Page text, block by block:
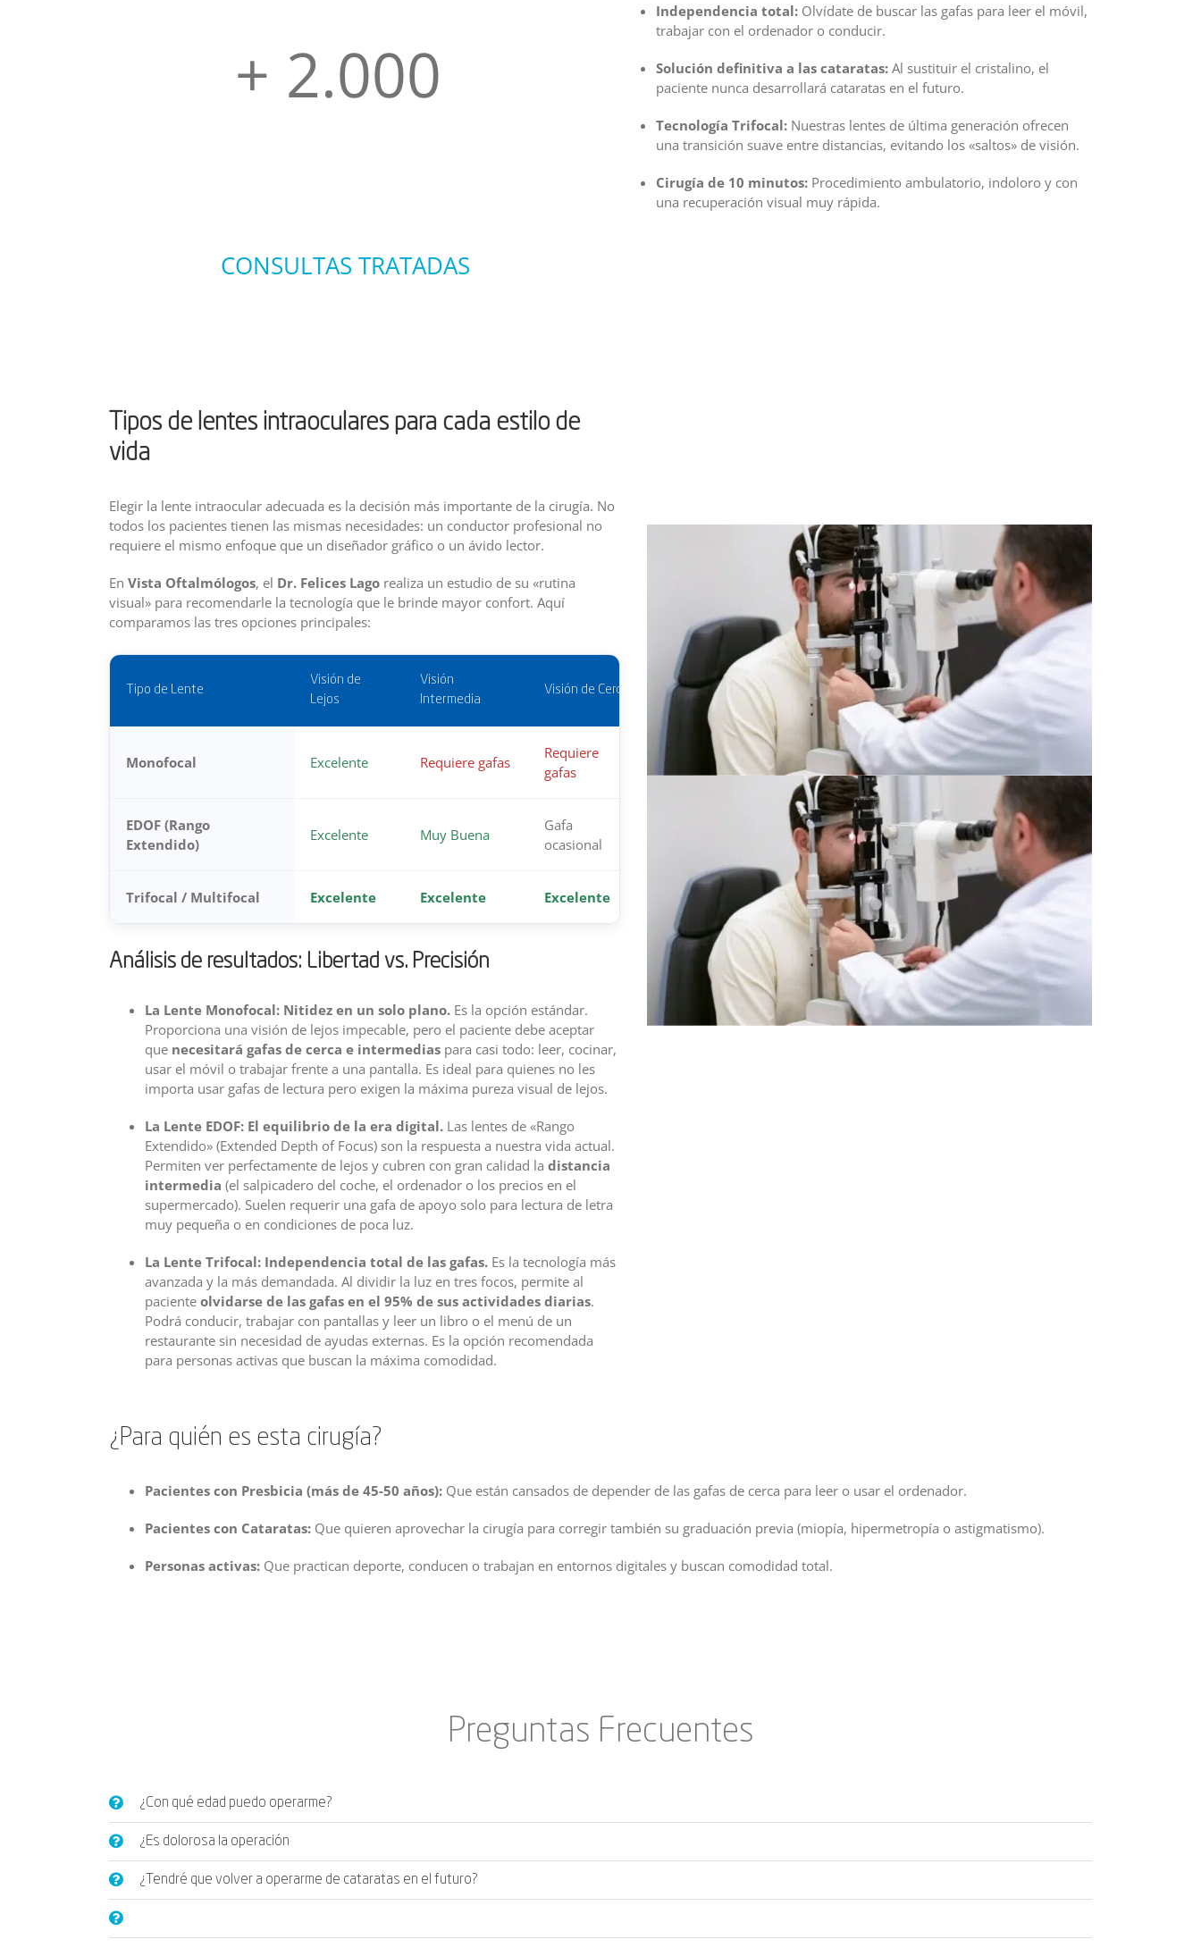
+ 2.000
CONSULTAS TRATADAS
Independencia total:Olvídate de buscar las gafas para leer el móvil,
trabajar con el ordenador o conducir.
Solución definitiva a las cataratas:Al sustituir el cristalino, el
paciente nunca desarrollará cataratas en el futuro.
Tecnología Trifocal:Nuestras lentes de última generación ofrecen
una transición suave entre distancias, evitando los «saltos» de visión.
Cirugía de 10 minutos:Procedimiento ambulatorio, indoloro y con
una recuperación visual muy rápida.
Tipos de lentes intraoculares para cada estilo de
vida
Elegir la lente intraocular adecuada es la decisión más importante de la cirugía. No
todos los pacientes tienen las mismas necesidades: un conductor profesional no
requiere el mismo enfoque que un diseñador gráfico o un ávido lector.
En Vista Oftalmólogos, el Dr. Felices Lagorealiza un estudio de su «rutina
visual» para recomendarle la tecnología que le brinde mayor confort. Aquí
comparamos las tres opciones principales:
Tipo de Lente
Visión de
Lejos
Visión
Intermedia
Visión de Cerca
Monofocal Excelente Requiere gafas
Requiere
gafas
EDOF (Rango
Extendido)
Excelente Muy Buena
Gafa
ocasional
Trifocal / Multifocal Excelente Excelente Excelente
Análisis de resultados: Libertad vs. Precisión
La Lente Monofocal: Nitidez en un solo plano.Es la opción estándar.
Proporciona una visión de lejos impecable, pero el paciente debe aceptar
que necesitará gafas de cerca e intermediaspara casi todo: leer, cocinar,
usar el móvil o trabajar frente a una pantalla. Es ideal para quienes no les
importa usar gafas de lectura pero exigen la máxima pureza visual de lejos.
La Lente EDOF: El equilibrio de la era digital.Las lentes de «Rango
Extendido» (Extended Depth of Focus) son la respuesta a nuestra vida actual.
Permiten ver perfectamente de lejos y cubren con gran calidad la distancia
intermedia (el salpicadero del coche, el ordenador o los precios en el
supermercado). Suelen requerir una gafa de apoyo solo para lectura de letra
muy pequeña o en condiciones de poca luz.
La Lente Trifocal: Independencia total de las gafas.Es la tecnología más
avanzada y la más demandada. Al dividir la luz en tres focos, permite al
paciente olvidarse de las gafas en el 95% de sus actividades diarias.
Podrá conducir, trabajar con pantallas y leer un libro o el menú de un
restaurante sin necesidad de ayudas externas. Es la opción recomendada
para personas activas que buscan la máxima comodidad.
¿Para quién es esta cirugía?
Pacientes con Presbicia (más de 45-50 años):Que están cansados de depender de las gafas de cerca para leer o usar el ordenador.
Pacientes con Cataratas:Que quieren aprovechar la cirugía para corregir también su graduación previa (miopía, hipermetropía o astigmatismo).
Personas activas:Que practican deporte, conducen o trabajan en entornos digitales y buscan comodidad total.
Preguntas Frecuentes
¿Con qué edad puedo operarme?
¿Es dolorosa la operación
¿Tendré que volver a operarme de cataratas en el futuro?